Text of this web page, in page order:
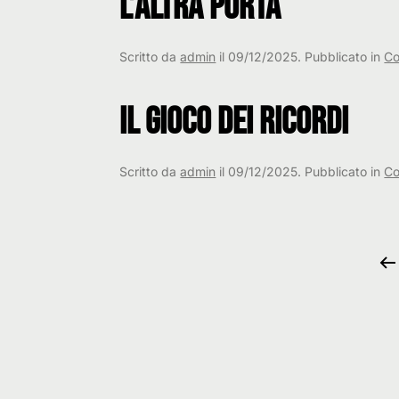
Scritto daadmin il 09/12/2025. Pubblicato in
Il Gioco dei Ricordi
Scritto daadmin il 09/12/2025. Pubblicato in